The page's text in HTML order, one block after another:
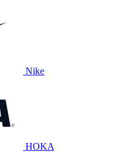
Nike
HOKA